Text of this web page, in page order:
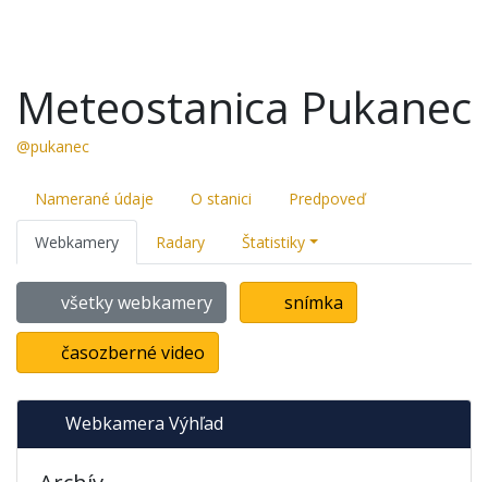
Meteostanica Pukanec
@pukanec
Namerané údaje O stanici Predpoveď
Webkamery Radary Štatistiky
všetky webkamery snímka
časozberné video
Webkamera Výhľad